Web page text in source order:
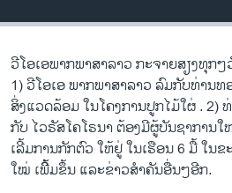
ວີດີໂອ
ລາຍການກະຈາຍສຽງ
ລາຍງານ
ຕິດຕາມພວກເຮົາ ທີ່
ພາສາຕ່າງໆ
ວີໂອເອພາກພາສາລາວ ກະຈາຍສຽງທຸກ
1) ວີໂອເອ ພາກພາສາລາວ ລົມກັບທ່ານ
ສິ່ງແວດລ້ອມ ໃນໂຄງການປູກໄມ້ໃຜ່ . 2)
ກັບ ໄວຣັສໂຄໂຣນາ ຕ້ອງມີຜູ້ບັນຊາການໃ
ເລີ້ມການກັກຕົວ ໃຫ້ຢູ່ ໃນເຮືອນ 6 ມື້ ໃນ
ໃໝ່ ເພີ້ິ້ມຂຶ້ນ ແລະຂ່າວສໍາຄັນອື່ນໆອີກ.